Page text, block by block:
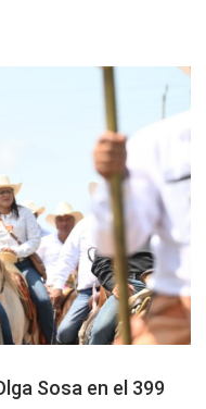
Sosa en el 399